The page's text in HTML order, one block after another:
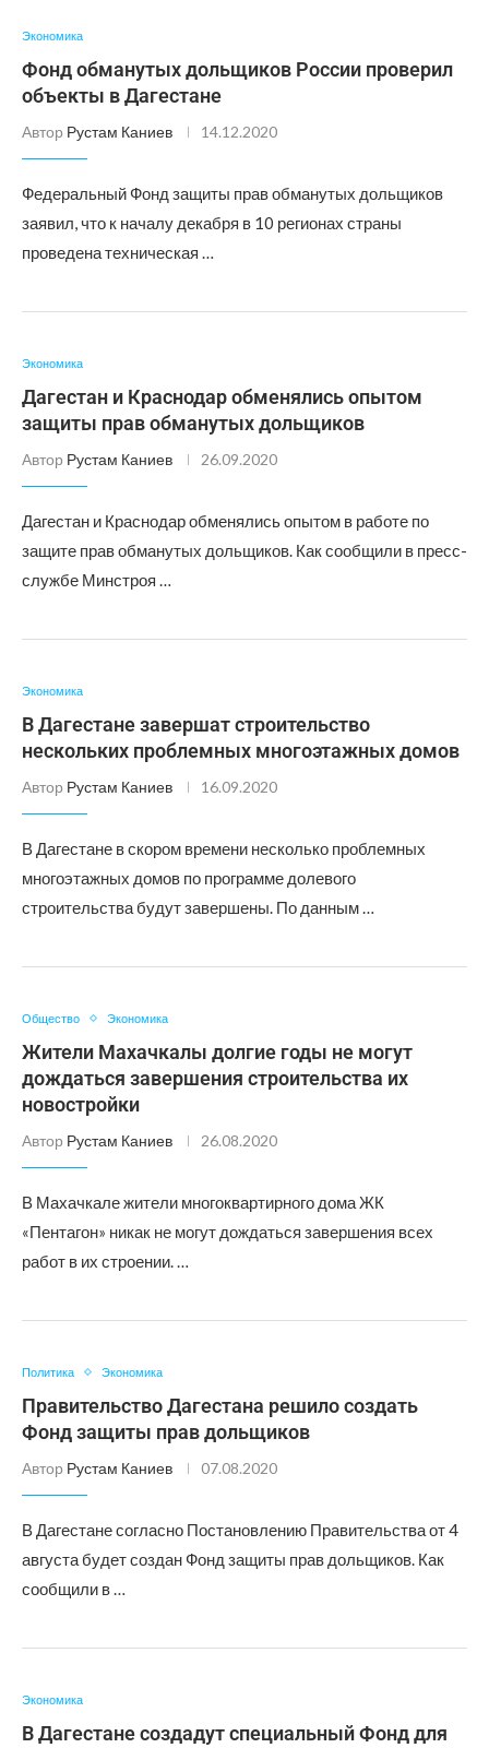
Экономика
Фонд обманутых дольщиков России проверил
объекты в Дагестане
Автор Рустам Каниев 14.12.2020
Федеральный Фонд защиты прав обманутых дольщиков
заявил, что к началу декабря в 10 регионах страны
проведена техническая …
Экономика
Дагестан и Краснодар обменялись опытом
защиты прав обманутых дольщиков
Автор Рустам Каниев 26.09.2020
Дагестан и Краснодар обменялись опытом в работе по
защите прав обманутых дольщиков. Как сообщили в пресс-
службе Минстроя …
Экономика
В Дагестане завершат строительство
нескольких проблемных многоэтажных домов
Автор Рустам Каниев 16.09.2020
В Дагестане в скором времени несколько проблемных
многоэтажных домов по программе долевого
строительства будут завершены. По данным …
Общество Экономика
Жители Махачкалы долгие годы не могут
дождаться завершения строительства их
новостройки
Автор Рустам Каниев 26.08.2020
В Махачкале жители многоквартирного дома ЖК
«Пентагон» никак не могут дождаться завершения всех
работ в их строении. …
Политика Экономика
Правительство Дагестана решило создать
Фонд защиты прав дольщиков
Автор Рустам Каниев 07.08.2020
В Дагестане согласно Постановлению Правительства от 4
августа будет создан Фонд защиты прав дольщиков. Как
сообщили в …
Экономика
В Дагестане создадут специальный Фонд для